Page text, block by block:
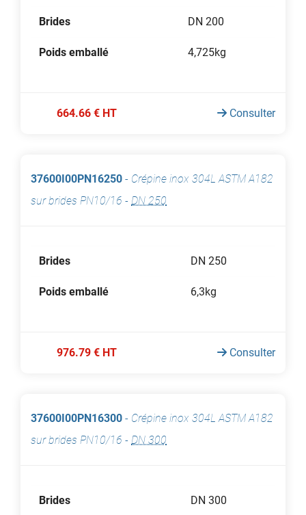
Brides DN 200
Poids emballé 4,725kg
664.66 € HT Consulter
37600I00PN16250 - Crépine inox 304L ASTM A182
sur brides PN10/16 - DN 250
Brides DN 250
Poids emballé 6,3kg
976.79 € HT Consulter
37600I00PN16300 - Crépine inox 304L ASTM A182
sur brides PN10/16 - DN 300
Brides DN 300